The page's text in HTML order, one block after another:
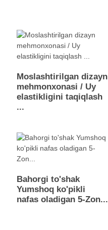
Moslashtirilgan dizayn
mehmonxonasi / Uy
elastikligini taqiqlash
...
Bahorgi to'shak
Yumshoq ko'pikli
nafas oladigan 5-Zon...